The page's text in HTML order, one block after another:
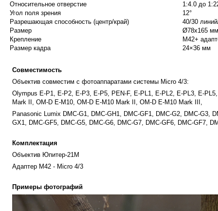
Относительное отверстие
1:4.0 до
Угол поля зрения
12°
Разрешающая способность (центр/край)
40/30
Размер
Ø78x165 мм
Крепление
М42+
Размер кадра
24×36 мм
Совместимость
Объектив совместим с фотоаппаратами системы Micro 4/3:
Olympus E-P1, E-P2, E-P3, E-P5, PEN-F, E-PL1, E-PL2, E-PL3, E-
Mark II, OM-D E-M10, OM-D E-M10 Mark II, OM-D E-M10 Mark III,
Panasonic Lumix DMC-G1, DMC-GH1, DMC-GF1, DMC-G2, DMC-G3,
GX1, DMC-GF5, DMC-G5, DMC-G6, DMC-G7, DMC-GF6, DMC-GF7,
Комплектация
Объектив Юпитер-21М
Адаптер М42 - Micro 4/3
Примеры фотографий